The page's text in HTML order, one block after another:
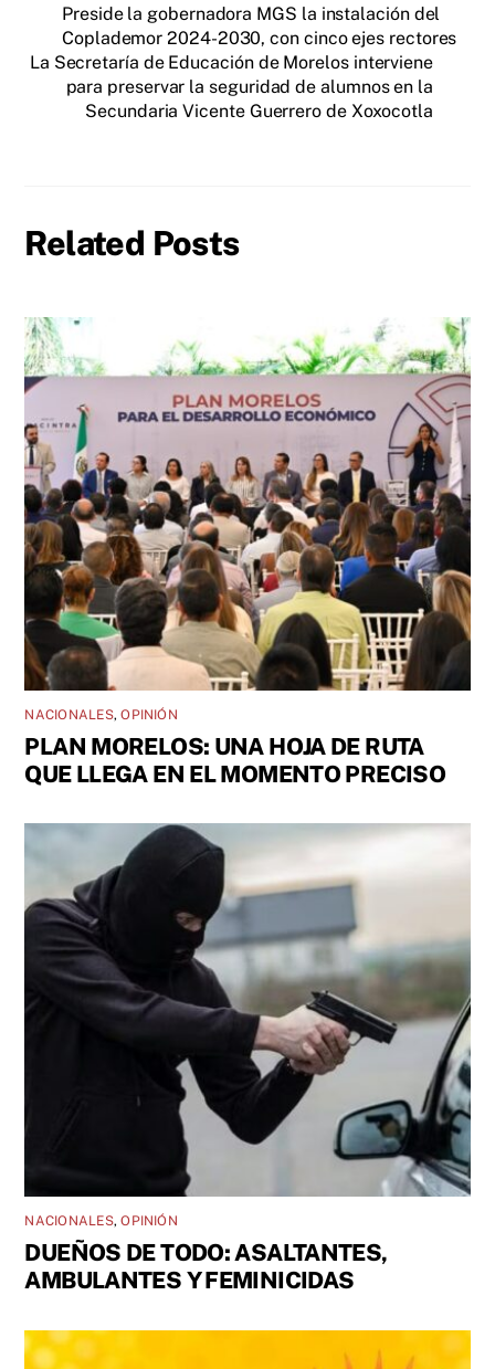
Preside la gobernadora MGS la instalación del
Coplademor 2024-2030, con cinco ejes rectores
La Secretaría de Educación de Morelos interviene
para preservar la seguridad de alumnos en la
Secundaria Vicente Guerrero de Xoxocotla
Related Posts
NACIONALES,OPINIÓN
PLAN MORELOS: UNA HOJA DE RUTA
QUE LLEGA EN EL MOMENTO PRECISO
NACIONALES,OPINIÓN
DUEÑOS DE TODO: ASALTANTES,
AMBULANTES Y FEMINICIDAS